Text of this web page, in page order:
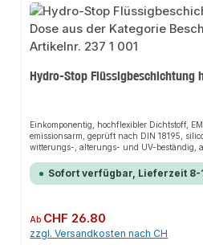
Hydro-Stop Flüssigbeschichtung
Einkomponentig, hochflexibler Dichtstoff,
emissionsarm, geprüft nach DIN 18195,
witterungs-, alterungs- und UV-beständig,
mm Rissüberbrückung, auch auf leicht
Untergründen (Beton etc.) anwendbar, keine
Sockel- und Wandbereiche geeignet,
Sofort verfügbar, Lieferzeit 8-
Regulärer Preis:
Ab CHF 26.80
zzgl. Versandkosten nach CH